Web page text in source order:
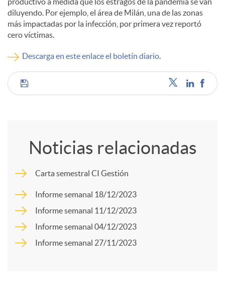
c
o
n
n
diluyendo. Por ejemplo, el área de Milán, una de las zonas
más impactadas por la infección, por primera vez reportó
cero víctimas.
Descarga en este enlace el boletín diario.
C
m
p
a
Noticias relacionadas
Carta semestral CI Gestión
Informe semanal 18/12/2023
Informe semanal 11/12/2023
Informe semanal 04/12/2023
Informe semanal 27/11/2023